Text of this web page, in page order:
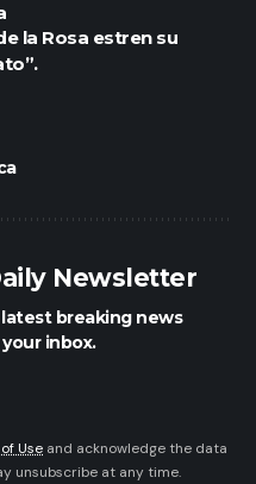
la Rosa estren su
Newsletter
breaking news
inbox.
Use and acknowledge the data
unsubscribe at any time.